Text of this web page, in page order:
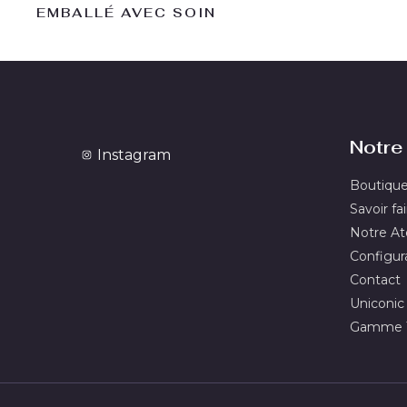
EMBALLÉ AVEC SOIN
Instagram
Boutique
Savoir
Notre
Contact
Uniconic
Gamme